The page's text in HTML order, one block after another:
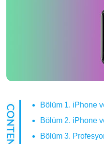
Bölüm 1. iPhone
Bölüm 2. iPhone
Bölüm 3.